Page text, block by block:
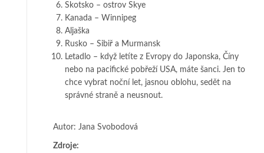
Skotsko – ostrov Skye
Kanada – Winnipeg
Aljaška
Rusko – Sibiř a Murmansk
Letadlo – když letíte z Evropy do Japonska, Číny
nebo na pacifické pobřeží USA, máte šanci. Jen to
chce vybrat noční let, jasnou oblohu, sedět na
správné straně a neusnout.
Autor: Jana Svobodová
Zdroje: